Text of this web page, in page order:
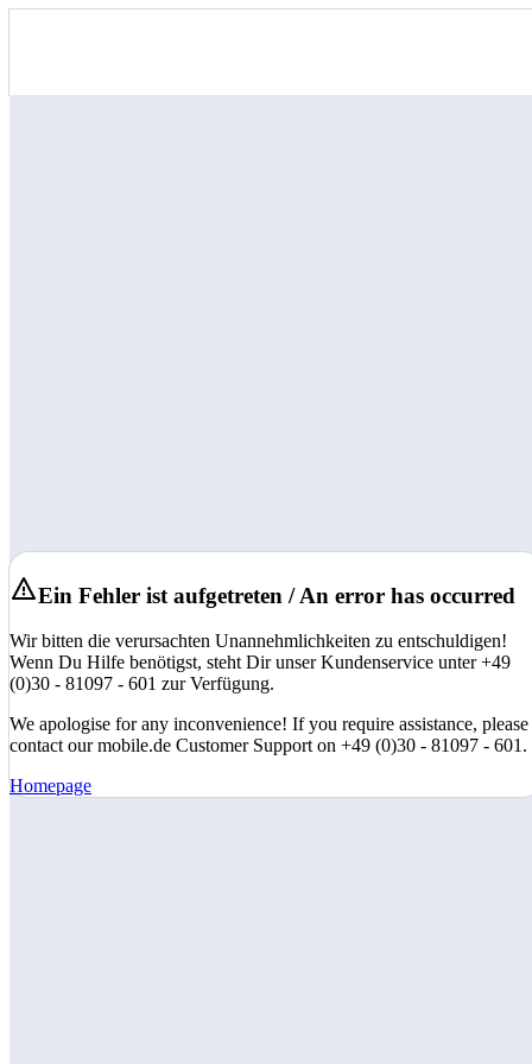
Ein Fehler ist aufgetreten / An error has occurred
Wir bitten die verursachten Unannehmlichkeiten zu entschuldigen!
Wenn Du Hilfe benötigst, steht Dir unser Kundenservice unter +49
(0)30 - 81097 - 601 zur Verfügung.
We apologise for any inconvenience! If you require assistance, please
contact our mobile.de Customer Support on +49 (0)30 - 81097 - 601.
Homepage